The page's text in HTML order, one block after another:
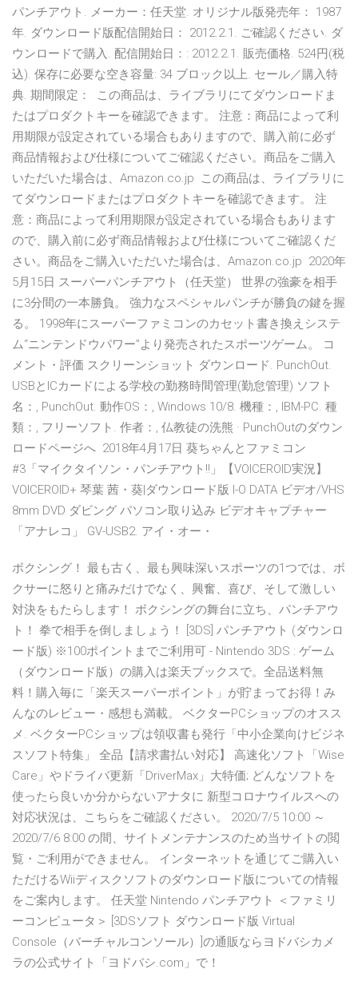
パンチアウト. メーカー：任天堂. オリジナル版発売年： 1987
年. ダウンロード版配信開始日： 2012.2.1. ご確認ください. ダ
ウンロードで購入. 配信開始日：: 2012.2.1. 販売価格. 524円(税
込). 保存に必要な空き容量: 34 ブロック以上. セール／購入特
典. 期間限定： この商品は、ライブラリにてダウンロードま
たはプロダクトキーを確認できます。 注意：商品によって利
用期限が設定されている場合もありますので、購入前に必ず
商品情報および仕様についてご確認ください。商品をご購入
いただいた場合は、Amazon.co.jp この商品は、ライブラリに
てダウンロードまたはプロダクトキーを確認できます。 注
意：商品によって利用期限が設定されている場合もあります
ので、購入前に必ず商品情報および仕様についてご確認くだ
さい。商品をご購入いただいた場合は、Amazon.co.jp 2020年
5月15日 スーパーパンチアウト（任天堂） 世界の強豪を相手
に3分間の一本勝負。 強力なスペシャルパンチが勝負の鍵を握
る。 1998年にスーパーファミコンのカセット書き換えシステ
ム“ニンテンドウパワー”より発売されたスポーツゲーム。 コ
メント・評価 スクリーンショット ダウンロード. PunchOut.
USBとICカードによる学校の勤務時間管理(勤怠管理) ソフト
名：, PunchOut. 動作OS：, Windows 10/8. 機種：, IBM-PC. 種
類：, フリーソフト. 作者：, 仏教徒の洗熊 · PunchOutのダウン
ロードページへ 2018年4月17日 葵ちゃんとファミコン
#3「マイクタイソン・パンチアウト!!」【VOICEROID実況】
VOICEROID+ 琴葉 茜・葵|ダウンロード版 I-O DATA ビデオ/VHS
8mm DVD ダビング パソコン取り込み ビデオキャプチャー
「アナレコ」 GV-USB2. アイ・オー・
ボクシング！ 最も古く、最も興味深いスポーツの1つでは、ボ
クサーに怒りと痛みだけでなく、興奮、喜び、そして激しい
対決をもたらします！ ボクシングの舞台に立ち、パンチアウ
ト！ 拳で相手を倒しましょう！ [3DS] パンチアウト (ダウンロ
ード版) ※100ポイントまでご利用可 - Nintendo 3DS : ゲーム
（ダウンロード版）の購入は楽天ブックスで。全品送料無
料！購入毎に「楽天スーパーポイント」が貯まってお得！み
んなのレビュー・感想も満載。 ベクターPCショップのオスス
メ. ベクターPCショップは領収書も発行「中小企業向けビジネ
スソフト特集」 全品【請求書払い対応】 高速化ソフト「Wise
Care」やドライバ更新「DriverMax」大特価; どんなソフトを
使ったら良いか分からないアナタに 新型コロナウイルスへの
対応状況は、こちらをご確認ください。 2020/7/5 10:00 ～
2020/7/6 8:00 の間、サイトメンテナンスのため当サイトの閲
覧・ご利用ができません。 インターネットを通じてご購入い
ただけるWiiディスクソフトのダウンロード版についての情報
をご案内します。 任天堂 Nintendo パンチアウト ＜ファミリ
ーコンピュータ＞ [3DSソフト ダウンロード版 Virtual
Console（バーチャルコンソール）]の通販ならヨドバシカメ
ラの公式サイト「ヨドバシ.com」で！